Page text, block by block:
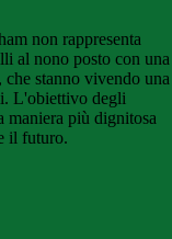
non rappresenta
al nono posto con una
stanno vivendo una
L'obiettivo degli
maniera più dignitosa
il futuro.